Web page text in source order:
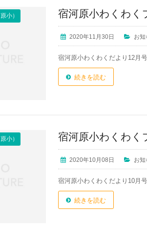
小） 宿河原小わくわく
2020年11月30日 お知
宿河原小わくわくだより12月
続きを読む
小） 宿河原小わくわく
2020年10月08日 お知
宿河原小わくわくだより10月
続きを読む